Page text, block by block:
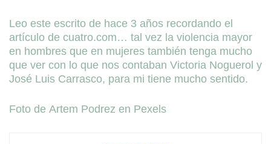
Leo este escrito de hace 3 años recordando el
artículo de cuatro.com… tal vez la violencia mayor
en hombres que en mujeres también tenga mucho
que ver con lo que nos contaban Victoria Noguerol y
José Luis Carrasco, para mi tiene mucho sentido.
Foto de Artem Podrez en Pexels